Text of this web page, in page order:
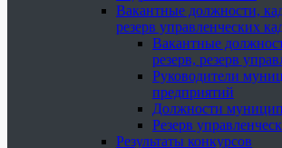
Вакантные должности,
резерв управленческих
Вакантные
резерв, резерв
Руководители
предприятий
Должности
Резерв
Результаты конкурсов